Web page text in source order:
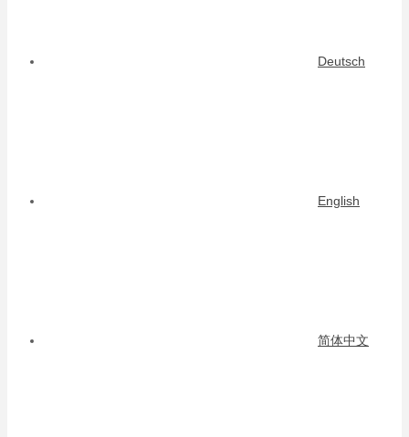
Deutsch
English
简体中文